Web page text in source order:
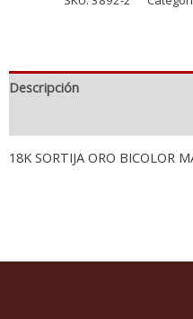
BICOLOR
ANCHO:
cantidad
Descripción
18K SORTIJA ORO BICOLOR